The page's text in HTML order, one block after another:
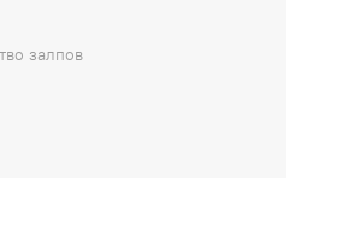
залпов